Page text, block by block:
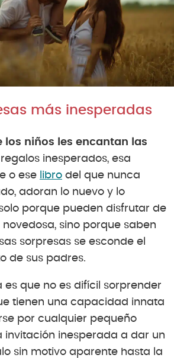
más inesperadas
los niños les encantan las
regalos inesperados, esa
o ese libro del que nunca
adoran lo nuevo y lo
porque pueden disfrutar de
sino porque saben
sorpresas se esconde el
de sus padres.
es que no es difícil sorprender
tienen una capacidad innata
por cualquier pequeño
invitación inesperada a dar un
sin motivo aparente hasta la